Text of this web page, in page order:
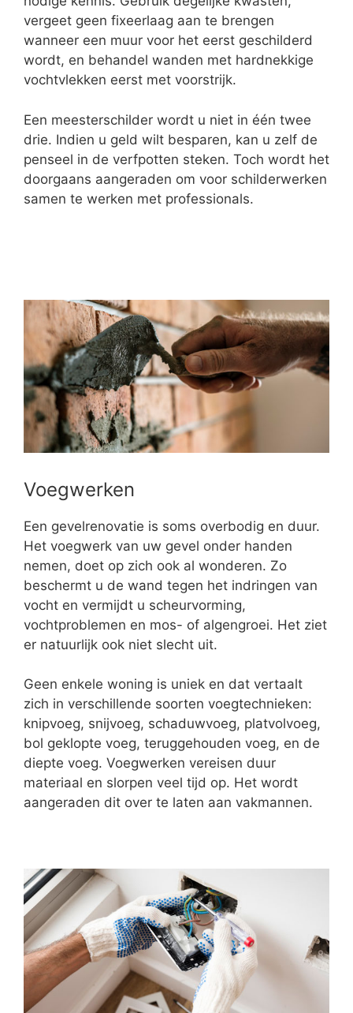
vergeet geen fixeerlaag aan te brengen
wanneer een muur voor het eerst geschilderd
wordt, en behandel wanden met hardnekkige
vochtvlekken eerst met voorstrijk.
Een meesterschilder wordt u niet in één twee
drie. Indien u geld wilt besparen, kan u zelf de
penseel in de verfpotten steken. Toch wordt het
doorgaans aangeraden om voor schilderwerken
samen te werken met professionals.
Voegwerken
Een gevelrenovatie is soms overbodig en duur.
Het voegwerk van uw gevel onder handen
nemen, doet op zich ook al wonderen. Zo
beschermt u de wand tegen het indringen van
vocht en vermijdt u scheurvorming,
vochtproblemen en mos- of algengroei. Het ziet
er natuurlijk ook niet slecht uit.
Geen enkele woning is uniek en dat vertaalt
zich in verschillende soorten voegtechnieken:
knipvoeg, snijvoeg, schaduwvoeg, platvolvoeg,
bol geklopte voeg, teruggehouden voeg, en de
diepte voeg. Voegwerken vereisen duur
materiaal en slorpen veel tijd op. Het wordt
aangeraden dit over te laten aan vakmannen.